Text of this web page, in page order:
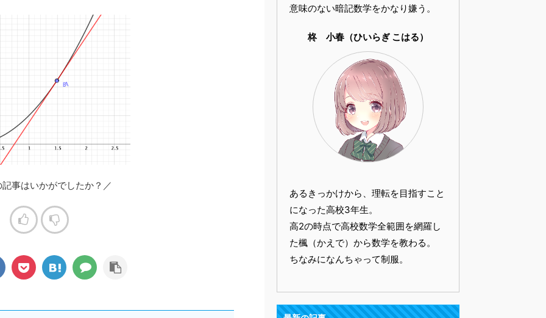
事はいかがでしたか？／
意味のない暗記数学をかなり嫌う。
柊 小春（ひいらぎ こはる）
あるきっかけから、理転を目指すこと
になった高校3年生。
高2の時点で高校数学全範囲を網羅し
た楓（かえで）から数学を教わる。
ちなみになんちゃって制服。